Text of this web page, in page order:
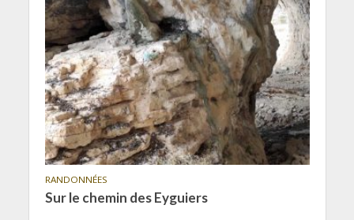
RANDONNÉES
Sur le chemin des Eyguiers